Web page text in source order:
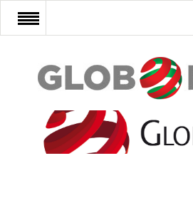
FŐOLDAL
AFRIKA